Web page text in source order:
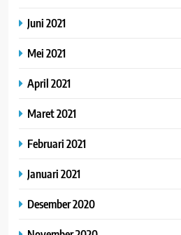
Juni 2021
Mei 2021
April 2021
Maret 2021
Februari 2021
Januari 2021
Desember 2020